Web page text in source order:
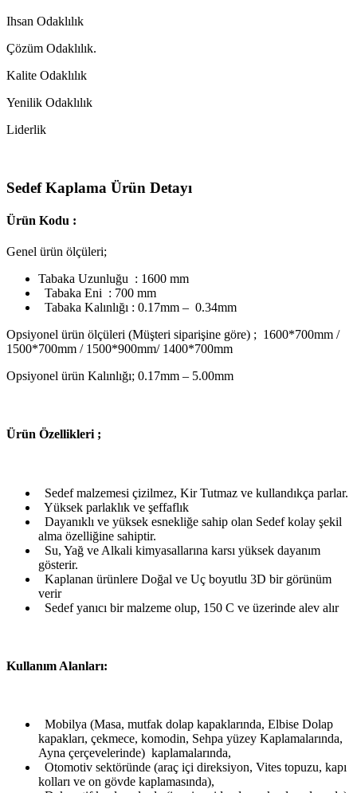
Ihsan Odaklılık
Çözüm Odaklılık.
Kalite Odaklılık
Yenilik Odaklılık
Liderlik
Sedef Kaplama Ürün Detayı
Ürün Kodu :
Genel ürün ölçüleri;
Tabaka Uzunluğu : 1600 mm
Tabaka Eni : 700 mm
Tabaka Kalınlığı : 0.17mm – 0.34mm
Opsiyonel ürün ölçüleri (Müşteri siparişine göre) ; 1600*700mm /
1500*700mm / 1500*900mm/ 1400*700mm
Opsiyonel ürün Kalınlığı; 0.17mm – 5.00mm
Ürün Özellikleri ;
Sedef malzemesi çizilmez, Kir Tutmaz ve kullandıkça parlar.
Yüksek parlaklık ve şeffaflık
Dayanıklı ve yüksek esnekliğe sahip olan Sedef kolay şekil
alma özelliğine sahiptir.
Su, Yağ ve Alkali kimyasallarına karsı yüksek dayanım
gösterir.
Kaplanan ürünlere Doğal ve Uç boyutlu 3D bir görünüm
verir
Sedef yanıcı bir malzeme olup, 150 C ve üzerinde alev alır
Kullanım Alanları:
Mobilya (Masa, mutfak dolap kapaklarında, Elbise Dolap
kapakları, çekmece, komodin, Sehpa yüzey Kaplamalarında,
Ayna çerçevelerinde) kaplamalarında,
Otomotiv sektöründe (araç içi direksiyon, Vites topuzu, kapı
kolları ve on gövde kaplamasında),